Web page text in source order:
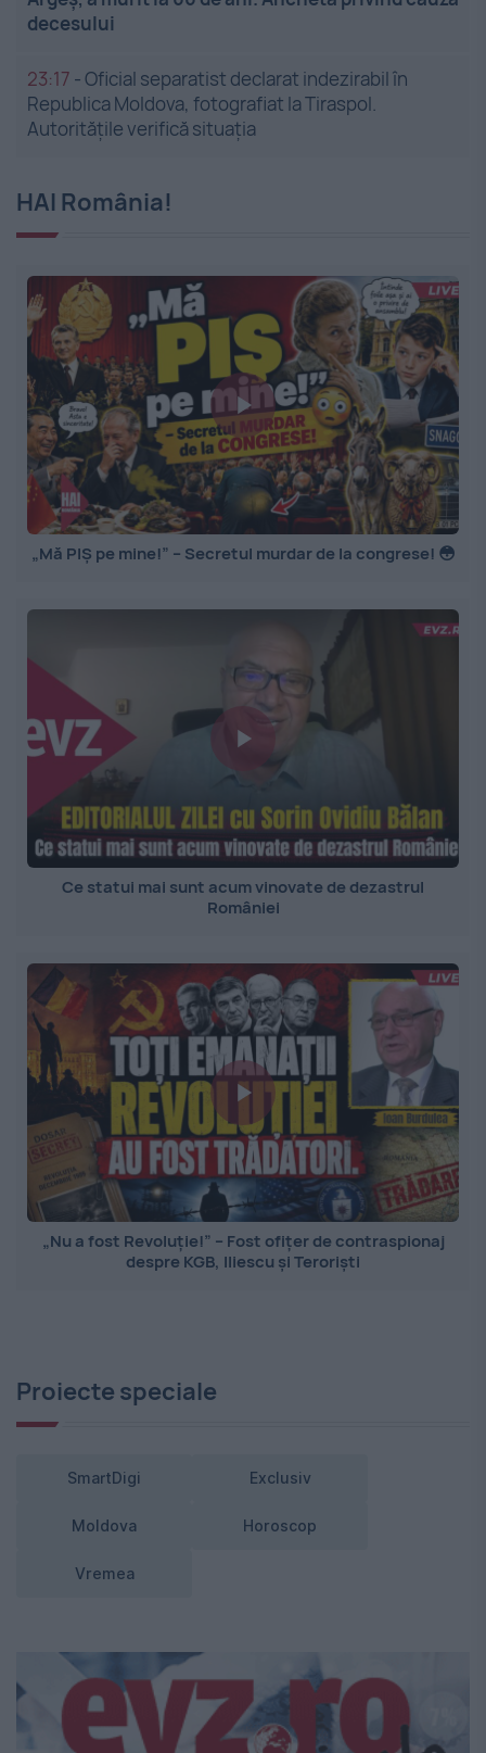
decesului
23:17 -Oficial separatist declarat indezirabil în
Republica Moldova, fotografiat la Tiraspol.
Autoritățile verifică situația
HAI România!
„Mă PIȘ pe mine!” – Secretul murdar de la congrese! 😳
Ce statui mai sunt acum vinovate de dezastrul
României
„Nu a fost Revoluție!” – Fost ofițer de contraspionaj
despre KGB, Iliescu și Teroriști
Proiecte speciale
SmartDigi Exclusiv
Moldova Horoscop
Vremea